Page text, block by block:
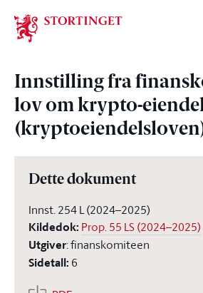
Stortinget.no
Innstilling fra
lov om krypto-
Dette dokument
Innst. 254 L (2024–2025)
Kildedok: Prop. 55 LS (2024–2025)
Utgiver:finanskomiteen
Sidetall: 6